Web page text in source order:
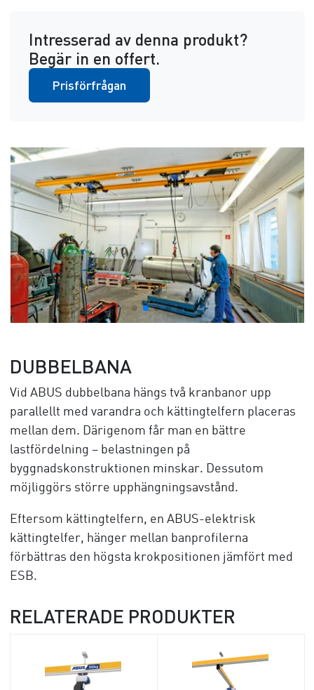
Intresserad av denna produkt?
Begär in en offert.
Prisförfrågan
DUBBELBANA
Vid ABUS dubbelbana hängs två kranbanor upp
parallellt med varandra och kättingtelfern placeras
mellan dem. Därigenom får man en bättre
lastfördelning – belastningen på
byggnadskonstruktionen minskar. Dessutom
möjliggörs större upphängningsavstånd.
Eftersom kättingtelfern, en ABUS-elektrisk
kättingtelfer, hänger mellan banprofilerna
förbättras den högsta krokpositionen jämfört med
ESB.
RELATERADE PRODUKTER